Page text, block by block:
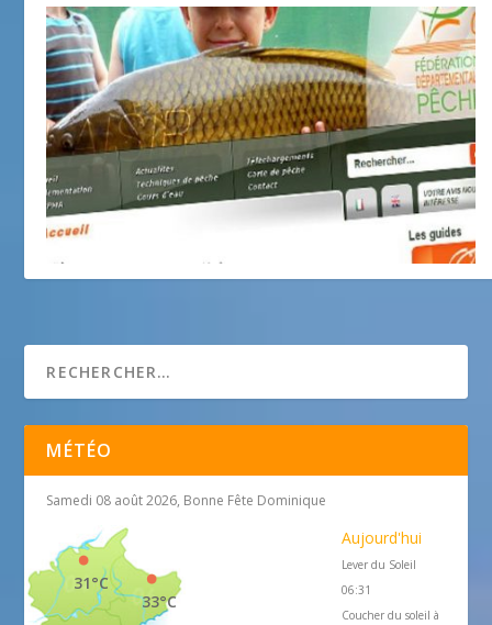
MÉTÉO
Samedi 08 août 2026, Bonne Fête Dominique
33°C
31°C
Aujourd'hui
Lever du Soleil
06:31
Coucher du soleil à